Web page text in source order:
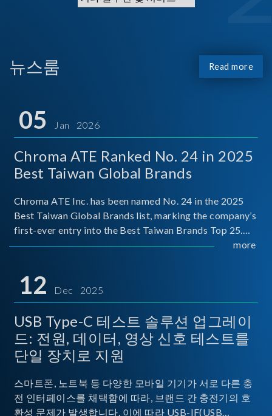
뉴스룸 Read more
05 Jan 2026
Chroma ATE Ranked No. 24 in 2025
Best Taiwan Global Brands
Chroma ATE Inc. has been named No. 24 in the 2025
Best Taiwan Global Brands list, marking the company’s
first-ever entry into the Best Taiwan Brands Top 25.
This recognition represents a significant milestone for
more
12 Dec 2025
USB Type-C 테스트 솔루션 업그레이
드: 전원, 데이터, 영상 신호 테스트를
단일 장치로 지원
스마트폰, 노트북 등 다양한 모바일 기기가 서로 다른 충
전 인터페이스를 채택함에 따라, 브랜드 간 충전기의 호
환성 문제가 발생합니다. 이에 따라 USB-IF(USB